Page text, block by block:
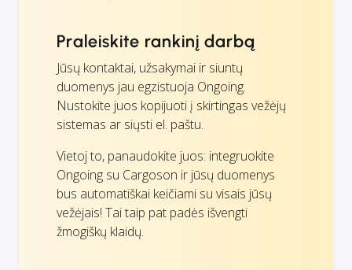
Praleiskite rankinį darbą
Jūsų kontaktai, užsakymai ir siuntų
duomenys jau egzistuoja Ongoing.
Nustokite juos kopijuoti į skirtingas vežėjų
sistemas ar siųsti el. paštu.
Vietoj to, panaudokite juos: integruokite
Ongoing su Cargoson ir jūsų duomenys
bus automatiškai keičiami su visais jūsų
vežėjais! Tai taip pat padės išvengti
žmogiškų klaidų.